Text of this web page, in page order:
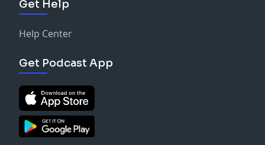
Get Help
Help Center
Get Podcast App